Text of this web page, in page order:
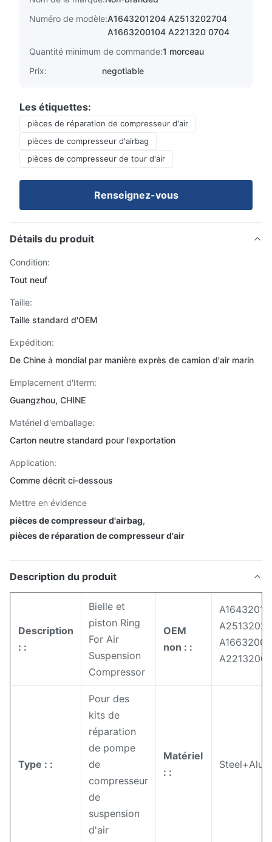
Numéro de modèle:A1643201204 A2513202704
A1663200104 A221320 0704
Quantité minimum de commande:1 morceau
Prix:
negotiable
Les étiquettes:
pièces de réparation de compresseur d'air
pièces de compresseur d'airbag
pièces de compresseur de tour d'air
Renseignez-vous
Détails du produit
Condition:
Tout neuf
Taille:
Taille standard d'OEM
Expédition:
De Chine à mondial par manière exprès de camion d'air marin
Emplacement d'Iterm:
Guangzhou, CHINE
Matériel d'emballage:
Carton neutre standard pour l'exportation
Application:
Comme décrit ci-dessous
Mettre en évidence
pièces de compresseur d'airbag,
pièces de réparation de compresseur d'air
Description du produit
Description
: :
Bielle et
piston Ring
For Air
Suspension
Compressor
OEM
non : :
Type : :
Pour des
kits de
réparation
de pompe
de
compresseur
de
suspension
d'air
Matériel
: :